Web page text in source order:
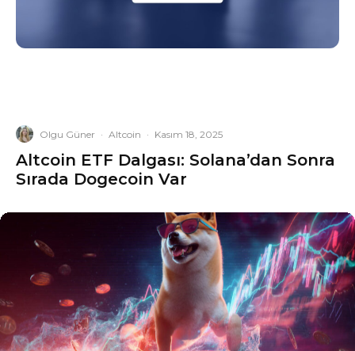
Olgu Güner · Altcoin · Kasım 18, 2025
Altcoin ETF Dalgası: Solana’dan Sonra
Sırada Dogecoin Var